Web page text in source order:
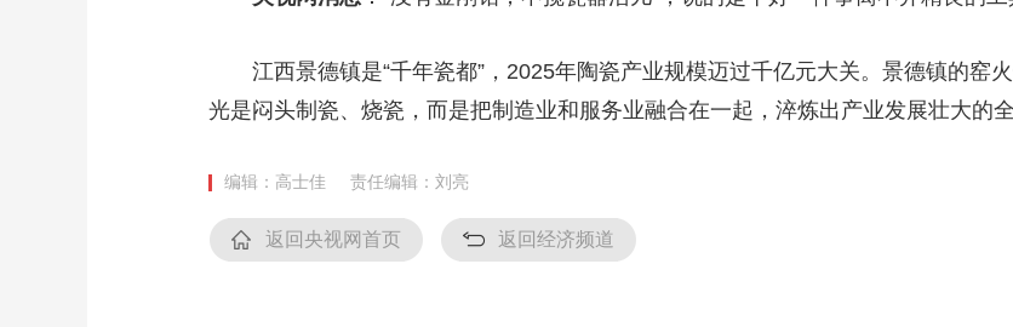
江西景德镇是“千年瓷都”，2025年陶瓷产业规模迈过千亿元大关。景德镇的窑
光是闷头制瓷、烧瓷，而是把制造业和服务业融合在一起，淬炼出产业发展壮大的全
编辑：高士佳 责任编辑：刘亮
返回央视网首页 返回经济频道